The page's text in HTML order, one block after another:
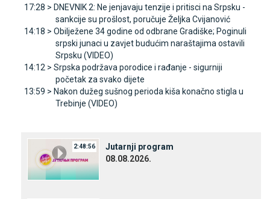
17:28 > DNEVNIK 2: Ne jenjavaju tenzije i pritisci na Srpsku -
sankcije su prošlost, poručuje Željka Cvijanović
14:18 > Obilježene 34 godine od odbrane Gradiške; Poginuli
srpski junaci u zavjet budućim naraštajima ostavili
Srpsku (VIDEO)
14:12 > Srpska podržava porodice i rađanje - sigurniji
početak za svako dijete
13:59 > Nakon dužeg sušnog perioda kiša konačno stigla u
Trebinje (VIDEO)
2:48:56
Јutarnji program
08.08.2026.